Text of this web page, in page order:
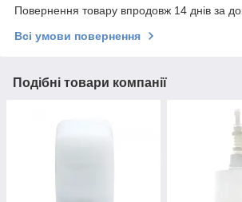
Повернення товару впродовж 14 днів за
Всі умови повернення
Подібні товари компанії